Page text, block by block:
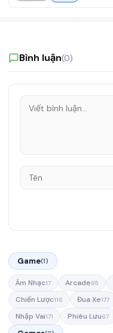
Bình luận(0)
Game(1)
Âm Nhạc17 Arcade95
Chiến Lược116 Đua Xe177
Nhập Vai171 Phiêu Lưu67